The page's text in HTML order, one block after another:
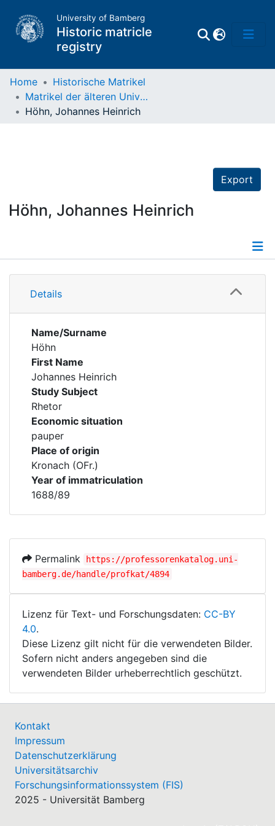
University of Bamberg
Historic matricle
registry
Matrikel
Home
Historische Matrikel
Matrikel der älteren Universität
Höhn, Johannes Heinrich
Export
Höhn, Johannes Heinrich
Details
Details
Name/Surname
Höhn
First Name
Johannes Heinrich
Study Subject
Rhetor
Economic situation
pauper
Place of origin
Kronach (OFr.)
Year of immatriculation
1688/89
Permalink
https://professorenkatalog.uni-
bamberg.de/handle/profkat/4894
Lizenz für Text- und Forschungsdaten: CC-BY
4.0.
Diese Lizenz gilt nicht für die verwendeten Bilder.
Sofern nicht anders angegeben sind die
verwendeten Bilder urheberrechtlich geschützt.
Kontakt
Impressum
Datenschutzerklärung
Universitätsarchiv
Forschungsinformationssystem (FIS)
2025 - Universität Bamberg